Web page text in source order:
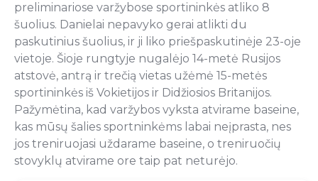
preliminariose varžybose sportininkės atliko 8
šuolius. Danielai nepavyko gerai atlikti du
paskutinius šuolius, ir ji liko priešpaskutinėje 23-oje
vietoje. Šioje rungtyje nugalėjo 14-metė Rusijos
atstovė, antrą ir trečią vietas užėmė 15-metės
sportininkės iš Vokietijos ir Didžiosios Britanijos.
Pažymėtina, kad varžybos vyksta atvirame baseine,
kas mūsų šalies sportninkėms labai neįprasta, nes
jos treniruojasi uždarame baseine, o treniruočių
stovyklų atvirame ore taip pat neturėjo.